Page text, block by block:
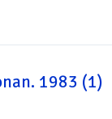
1983 (1)